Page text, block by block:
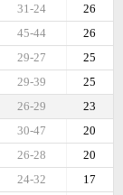
26
31-24
26
45-44
25
29-27
25
29-39
23
26-29
20
30-47
20
26-28
17
24-32